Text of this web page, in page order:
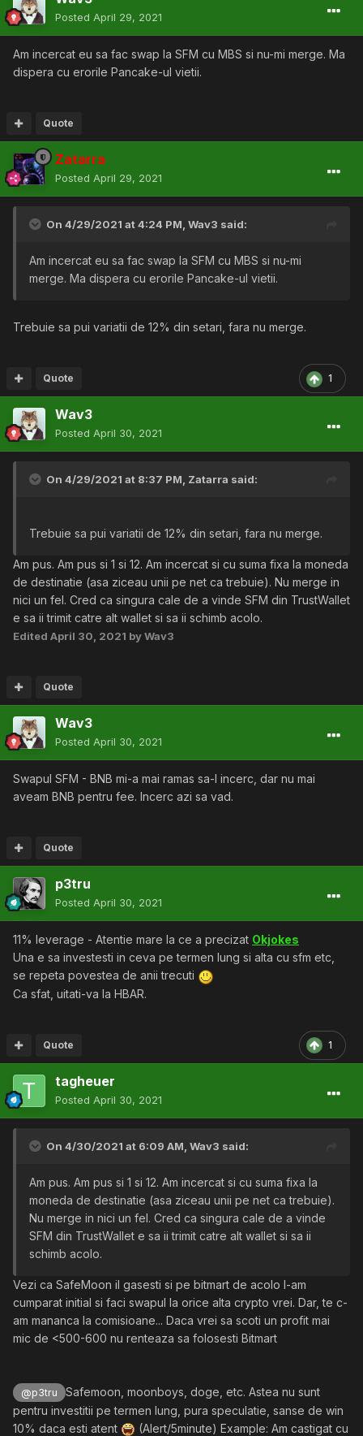
Posted April 29, 2021
Am incercat eu sa fac swap la SFM cu MBS si nu-mi merge. Ma
dispera cu erorile Pancake-ul vietii.
Quote
Zatarra
Posted April 29, 2021
On 4/29/2021 at 4:24 PM, Wav3 said:
Am incercat eu sa fac swap la SFM cu MBS si nu-mi
merge. Ma dispera cu erorile Pancake-ul vietii.
Trebuie sa pui variatii de 12% din setari, fara nu merge.
1
Quote
Wav3
Posted April 30, 2021
On 4/29/2021 at 8:37 PM, Zatarra said:
Trebuie sa pui variatii de 12% din setari, fara nu merge.
Am pus. Am pus si 1 si 12. Am incercat si cu suma fixa la moneda
de destinatie (asa ziceau unii pe net ca trebuie). Nu merge in
nici un fel. Cred ca singura cale de a vinde SFM din TrustWallet
e sa ii trimit catre alt wallet si sa ii schimb acolo.
Edited April 30, 2021 by Wav3
Quote
Wav3
Posted April 30, 2021
Swapul SFM - BNB mi-a mai ramas sa-l incerc, dar nu mai
aveam BNB pentru fee. Incerc azi sa vad.
Quote
p3tru
Posted April 30, 2021
11% leverage - Atentie mare la ce a precizat Okjokes
Una e sa investesti in ceva pe termen lung si alta cu sfm etc,
se repeta povestea de anii trecuti
Ca sfat, uitati-va la HBAR.
1
Quote
tagheuer
Posted April 30, 2021
On 4/30/2021 at 6:09 AM, Wav3 said:
Am pus. Am pus si 1 si 12. Am incercat si cu suma fixa la
moneda de destinatie (asa ziceau unii pe net ca trebuie).
Nu merge in nici un fel. Cred ca singura cale de a vinde
SFM din TrustWallet e sa ii trimit catre alt wallet si sa ii
schimb acolo.
Vezi ca SafeMoon il gasesti si pe bitmart de acolo l-am
cumparat initial si faci swapul la orice alta crypto vrei. Dar, te c-
am mananca la comisioane... Daca vrei sa scoti un profit mai
mic de <500-600 nu renteaza sa folosesti Bitmart
@p3tru
Safemoon, moonboys, doge, etc. Astea nu sunt
pentru investitii pe termen lung, pura speculatie, sanse de win
10% daca esti atent
(Alert/5minute) Example: Am castigat cu